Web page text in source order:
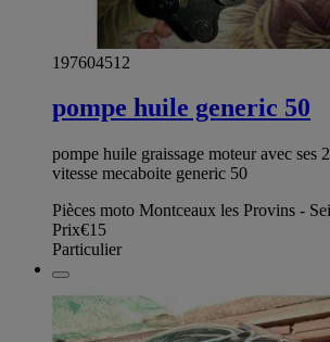
197604512
pompe huile generic 50
pompe huile graissage moteur avec ses
vitesse mecaboite generic 50
Pièces moto Montceaux les Provins -
Prix€15
Particulier